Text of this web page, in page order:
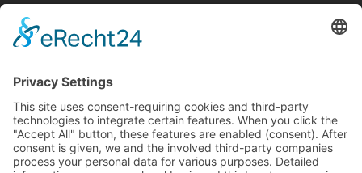
Legal matters
Privacy policy
Terms and conditions
Return & Refund Policy